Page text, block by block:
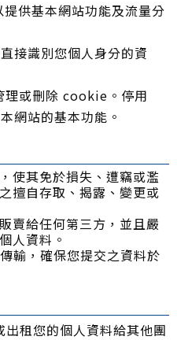
供基本網站功能及流量分
接識別您個人身分的資
理或刪除 cookie。停用
網站的基本功能。
使其免於損失、遭竊或濫
擅自存取、揭露、變更或
賣給任何第三方，並且嚴
人資料。
輸，確保您提交之資料於
租您的個人資料給其他團